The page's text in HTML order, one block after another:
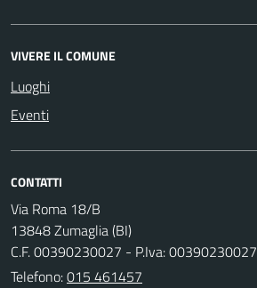
VIVERE IL COMUNE
Luoghi
Eventi
CONTATTI
Via Roma 18/B
13848 Zumaglia (BI)
C.F. 00390230027 - P.Iva: 00390230027
Telefono:015 461457